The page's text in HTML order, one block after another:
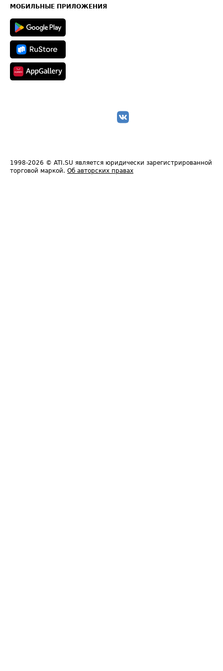
Техническая информация
МОБИЛЬНЫЕ ПРИЛОЖЕНИЯ
1998-2026 © ATI.SU является юридически зарегистрированной
торговой маркой. Об авторских правах